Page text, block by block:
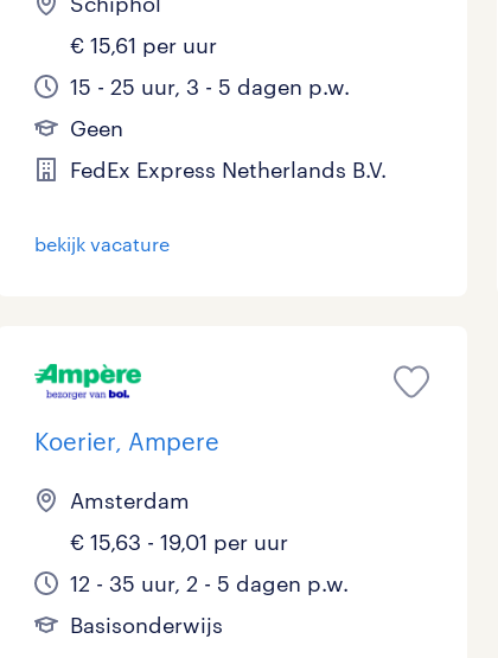
€ 15,61 per uur
15 - 25 uur, 3 - 5 dagen p.w.
Geen
FedEx Express Netherlands B.V.
bekijk vacature
Koerier, Ampere
Amsterdam
€ 15,63 - 19,01 per uur
12 - 35 uur, 2 - 5 dagen p.w.
Basisonderwijs